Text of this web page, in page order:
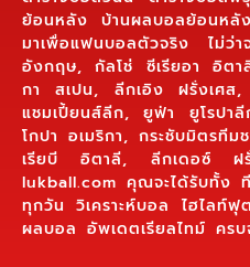
ย้อนหลัง บ้านผลบอลย้อนห
มาเพื่อแฟนบอลตัวจริง ไม่ว่า
อังกฤษ, กัลโช่ ซีเรียอา อิต
กา สเปน, ลีกเอิง ฝรั่งเศ
แชมเปี้ยนส์ลีก, ยูฟ่า ยูโรปา
โกปา อเมริกา, กระชับมิตรที
เรียบี อิตาลี, ลีกเดอซ์ ฝ
lukball.com คุณจะได้รับทั้ง
ทุกวัน วิเคราะห์บอล ไฮไลท์
ผลบอล อัพเดตเรียลไทม์ ครบ